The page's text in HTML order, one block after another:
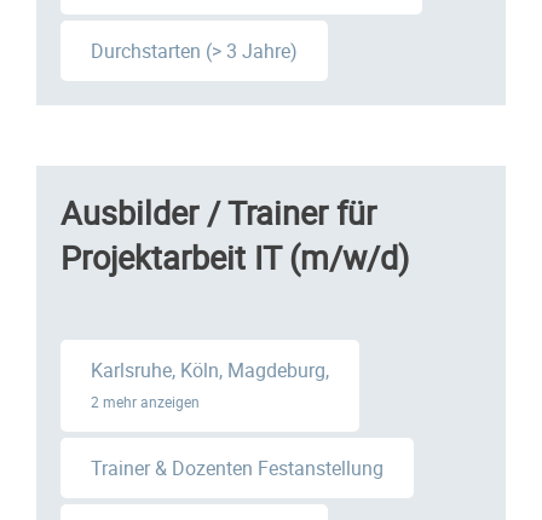
Durchstarten (> 3 Jahre)
Ausbilder / Trainer für
Projektarbeit IT (m/w/d)
Karlsruhe, Köln, Magdeburg,
2 mehr anzeigen
Trainer & Dozenten Festanstellung